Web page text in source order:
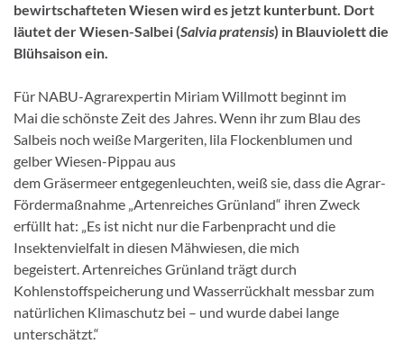
bewirtschafteten Wiesen wird es jetzt kunterbunt. Dort
läutet der Wiesen-Salbei (Salvia pratensis) in Blauviolett die
Blühsaison ein.
Für NABU-Agrarexpertin Miriam Willmott beginnt im
Mai die schönste Zeit des Jahres. Wenn ihr zum Blau des
Salbeis noch weiße Margeriten, lila Flockenblumen und
gelber Wiesen-Pippau aus
dem Gräsermeer entgegenleuchten, weiß sie, dass die Agrar-
Fördermaßnahme „Artenreiches Grünland“ ihren Zweck
erfüllt hat: „Es ist nicht nur die Farbenpracht und die
Insektenvielfalt in diesen Mähwiesen, die mich
begeistert. Artenreiches Grünland trägt durch
Kohlenstoffspeicherung und Wasserrückhalt messbar zum
natürlichen Klimaschutz bei – und wurde dabei lange
unterschätzt.“